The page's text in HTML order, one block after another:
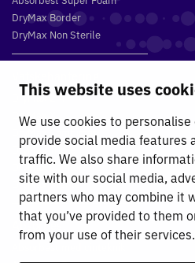
This website uses
We use cookies to
provide social media features
traffic. We also share
site with our social media,
partners who may combine it
that you’ve provided to them
from your use of their services.
DryMax Border
DryMax Non Sterile
DryMax 2.4
DryMax XL
DryMax Combimat
DryMax Triple
DryMax Comfort
DryMax Sterile
Absorbest
Absorbest medicinteknik